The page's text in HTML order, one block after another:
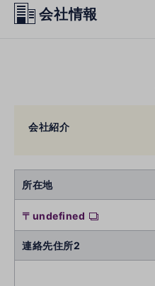
会社情報
会社紹介
所在地
〒undefined
連絡先住所2